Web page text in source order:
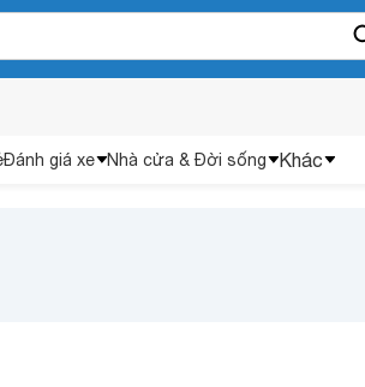
Đánh giá xe Nhà cửa & Đời sống Khác